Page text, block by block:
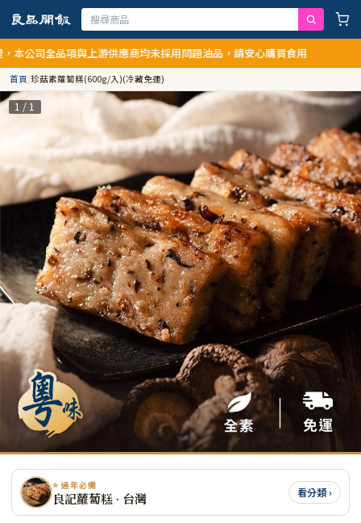
司全品項與上游供應商均未採用問題油品，請安心購買食用
首頁/珍菇素蘿蔔糕(600g/入)(冷藏免運)
1 / 1
⭐ 過年必備
良記蘿蔔糕 · 台灣 看分類 ›